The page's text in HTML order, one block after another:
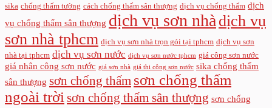
sika chống thấm tường cách chống thấm sân thượng dịch vụ chống thấm dịch
vụ chống thấm sân thượng dịch vụ sơn nhà dịch vụ
sơn nhà tphcm dịch vụ sơn nhà trọn gói tại tphcm dịch vụ sơn
nhà tại tphcm dịch vụ sơn nước dịch vụ sơn nước tphcm giá công sơn nước
giá nhân công sơn nước giá sơn nhà giá thi công sơn nước sika chống thấm
sân thượng sơn chống thấm sơn chống thấm
ngoài trời sơn chống thấm sân thượng sơn chống